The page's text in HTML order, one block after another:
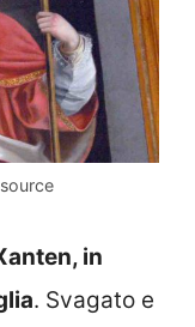
in
. Svagato e